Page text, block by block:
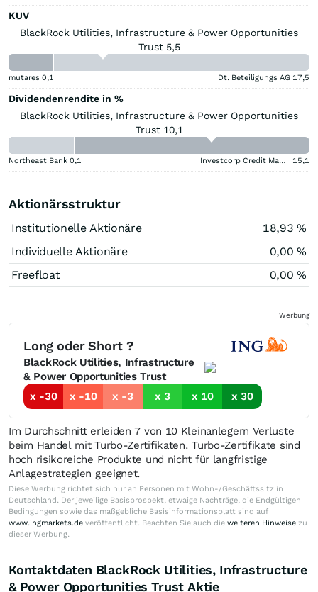
KUV
BlackRock Utilities, Infrastructure & Power Opportunities
Trust 5,5
mutares 0,1 Dt. Beteiligungs AG 17,5
Dividendenrendite in %
BlackRock Utilities, Infrastructure & Power Opportunities
Trust 10,1
Northeast Bank 0,1 Investcorp Credit Management BDC 15,1
Aktionärsstruktur
Institutionelle Aktionäre
18,93 %
Individuelle Aktionäre
0,00 %
Freefloat
0,00 %
Werbung
Long oder Short ?
BlackRock Utilities, Infrastructure
& Power Opportunities Trust
x -30
x -10 x -3 x 3 x 10 x 30
Im Durchschnitt erleiden 7 von 10 Kleinanlegern Verluste
beim Handel mit Turbo-Zertifikaten. Turbo-Zertifikate sind
hoch risikoreiche Produkte und nicht für langfristige
Anlagestrategien geeignet.
Diese Werbung richtet sich nur an Personen mit Wohn-/Geschäftssitz in
Deutschland. Der jeweilige Basisprospekt, etwaige Nachträge, die Endgültigen
Bedingungen sowie das maßgebliche Basisinformationsblatt sind auf
www.ingmarkets.de veröffentlicht. Beachten Sie auch die weiteren Hinweise zu
dieser Werbung.
Kontaktdaten BlackRock Utilities, Infrastructure
& Power Opportunities Trust Aktie